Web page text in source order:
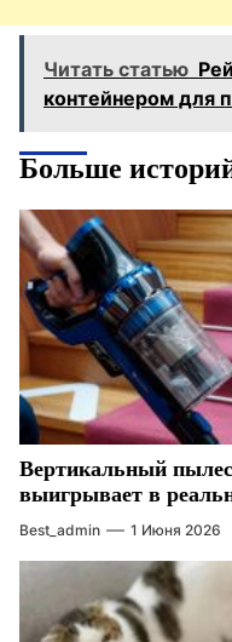
Читать статью
контейнером для
Больше
Вертикальный
выигрывает в
Best_admin 1 Июня 2026